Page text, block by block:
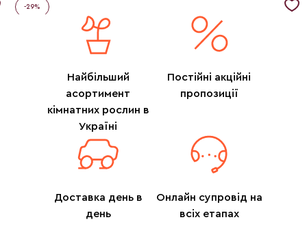
-29%
Найбільший
асортимент
кімнатних рослин в
Україні
Постійні акційні
пропозиції
Доставка день в
день
Онлайн супровід на
всіх етапах